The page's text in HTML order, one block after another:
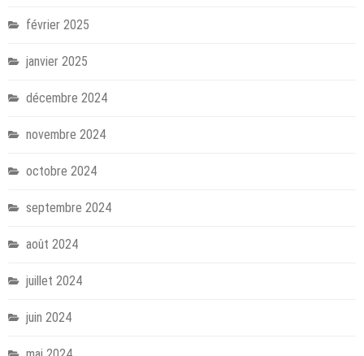
février 2025
janvier 2025
décembre 2024
novembre 2024
octobre 2024
septembre 2024
août 2024
juillet 2024
juin 2024